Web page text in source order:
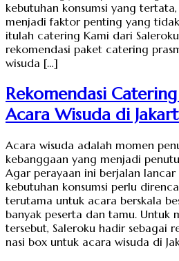
kebutuhan konsumsi yang
menjadi faktor penting yang
itulah catering Kami dari
rekomendasi paket catering
wisuda […]
Rekomendasi
Acara Wisuda di
Acara wisuda adalah momen
kebanggaan yang menjadi
Agar perayaan ini berjalan lancar
kebutuhan konsumsi perlu
terutama untuk acara berskala
banyak peserta dan tamu. Untuk
tersebut, Saleroku hadir sebagai
nasi box untuk acara wisuda di